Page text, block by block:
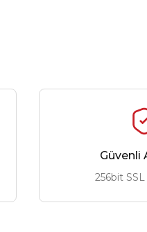
Güvenli
256bit SSL